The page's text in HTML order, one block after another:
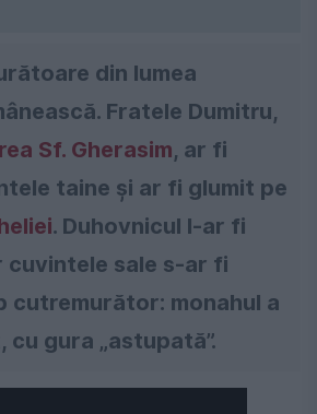
din lumea
Fratele Dumitru,
Sf. Gherasim, ar fi
taine și ar fi glumit pe
. Duhovnicul l-ar fi
cuvintele sale s-ar fi
cutremurător: monahul a
gura „astupată”.